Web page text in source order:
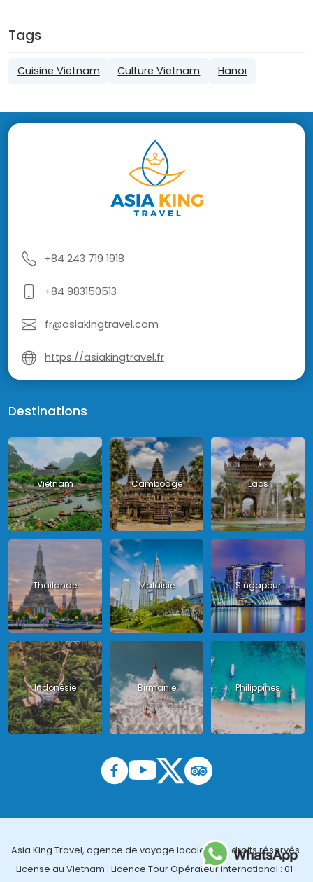
Tags
Cuisine Vietnam Culture Vietnam Hanoï
+84 243 719 1918
+84 983150513
fr@asiakingtravel.com
https://asiakingtravel.fr
Destinations
Vietnam Cambodge Laos
Thailande Malaisie Singapour
Indonésie Birmanie Philippines
Asia King Travel, agence de voyage locale, tous droits réservés.
License au Vietnam : Licence Tour Opérateur International : 01-